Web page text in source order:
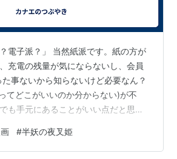
電子派？」 当然紙派です。紙の方が
充電の残量が気にならないし、会員
事ないから知らないけど必要なん？
てどこがいいのか分からない)が不
も手元にあることがいい点だと思い
均のプラスチックの漫画収納ケース
さらに困ってます。(机に山積み) 最
#半妖の夜叉姫